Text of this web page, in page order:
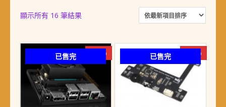
顯示所有 16 筆結果依
項
排
序
已售完 -11% 已售完 -31%